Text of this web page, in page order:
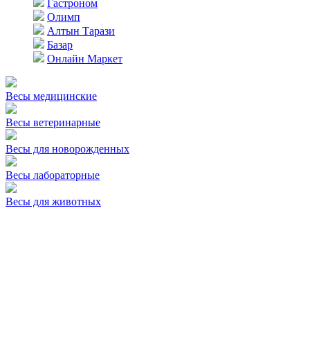
Гастроном
Олимп
Алтын Тарази
Базар
Онлайн Маркет
Весы медицинские
Весы ветеринарные
Весы для новорожденных
Весы лабораторные
Весы для животных